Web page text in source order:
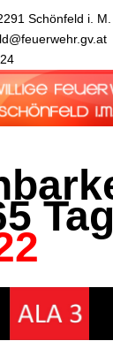
Schönfeld i. M.